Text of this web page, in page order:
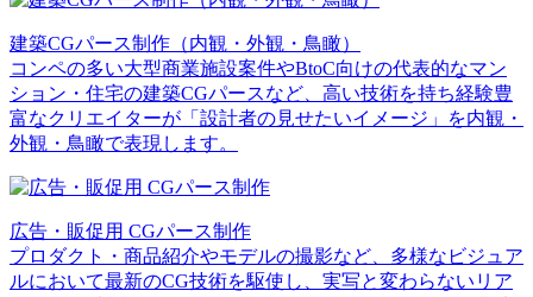
建築CGパース制作（内観・外観・鳥瞰）
コンペの多い大型商業施設案件やBtoC向けの代表的なマン
ション・住宅の建築CGパースなど、高い技術を持ち経験豊
富なクリエイターが「設計者の見せたいイメージ」を内観・
外観・鳥瞰で表現します。
広告・販促用 CGパース制作
プロダクト・商品紹介やモデルの撮影など、多様なビジュア
ルにおいて最新のCG技術を駆使し、実写と変わらないリア